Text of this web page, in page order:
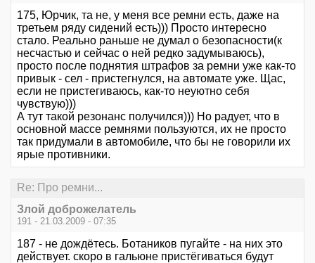
175, Юрчик, та не, у меня все ремни есть, даже на
третьем ряду сидений есть))) Просто интересно
стало. Реально раньше не думал о безопасности(к
несчастью и сейчас о ней редко задумываюсь),
просто после поднятия штрафов за ремни уже как-то
привык - сел - пристегнулся, на автомате уже. Щас,
если не пристегиваюсь, как-то неуютно себя
чувствую)))
А тут такой резонанс получился))) Но радует, что в
основной массе ремнями пользуются, их не просто
так придумали в автомобиле, что бы не говорили их
ярые противники.
Re: Про ремни...
Злой доброжелатель
191 - 21.03.2009 - 07:35
187 - не дождётесь. Ботаников пугайте - на них это
действует. скоро в гальюне пристёгиваться будут